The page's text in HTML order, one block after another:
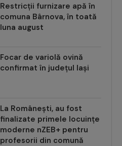
Restricții furnizare apă în
comuna Bârnova, în toată
luna august
Focar de variolă ovină
confirmat în județul Iași
La Românești, au fost
finalizate primele locuințe
moderne nZEB+ pentru
profesorii din comună